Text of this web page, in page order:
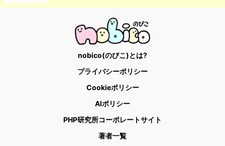
nobico(のびこ)とは?
プライバシーポリシー
Cookieポリシー
AIポリシー
PHP研究所コーポレートサイト
著者一覧